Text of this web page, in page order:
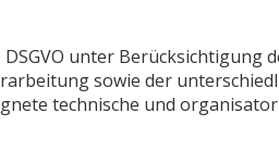
unter
sowie der
technische und